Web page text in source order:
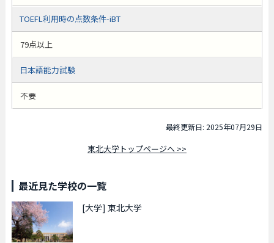
TOEFL利用時の点数条件-iBT
79点以上
日本語能力試験
不要
最終更新日: 2025年07月29日
東北大学トップページへ >>
最近見た学校の一覧
[大学] 東北大学